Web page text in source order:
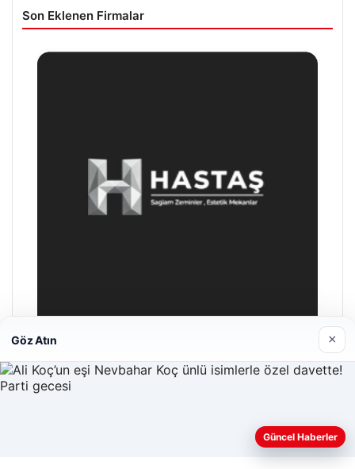
Son Eklenen Firmalar
Enes Kaplan Avukatlık Bürosu
Nisan 28, 2026
Web sitemizi nasıl kullandığınızı daha iyi anlayabilmek,
Göz Atın ×
Güncel Haberler